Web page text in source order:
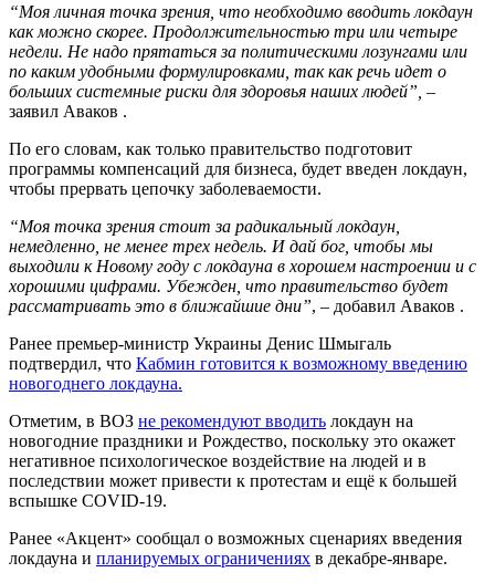
“Моя личная точка зрения, что необходимо вводить локдаун
как можно скорее. Продолжительностью три или четыре
недели. Не надо прятаться за политическими лозунгами или
по каким удобными формулировками, так как речь идет о
больших системные риски для здоровья наших людей”, –
заявил Аваков .
По его словам, как только правительство подготовит
программы компенсаций для бизнеса, будет введен локдаун,
чтобы прервать цепочку заболеваемости.
“Моя точка зрения стоит за радикальный локдаун,
немедленно, не менее трех недель. И дай бог, чтобы мы
выходили к Новому году с локдауна в хорошем настроении и с
хорошими цифрами. Убежден, что правительство будет
рассматривать это в ближайшие дни”, – добавил Аваков .
Ранее премьер-министр Украины Денис Шмыгаль
подтвердил, что Кабмин готовится к возможному введению
новогоднего локдауна.
Отметим, в ВОЗ не рекомендуют вводить локдаун на
новогодние праздники и Рождество, поскольку это окажет
негативное психологическое воздействие на людей и в
последствии может привести к протестам и ещё к большей
вспышке COVID-19.
Ранее «Акцент» сообщал о возможных сценариях введения
локдауна и планируемых ограничениях в декабре-январе.